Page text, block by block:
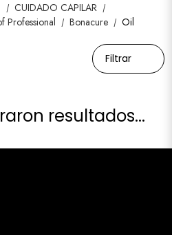
/ CUIDADO CAPILAR /
Professional / Bonacure / Oil
Filtrar
resultados...